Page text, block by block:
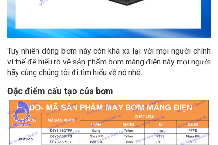
Tuy nhiên dòng bơm này còn khá xa lại với mọi người chính
vì thế để hiểu rõ về sản phẩm bơm màng điện này mọi người
hãy cùng chúng tôi đi tìm hiểu về nó nhé.
Đặc điểm cấu tạo của bơm